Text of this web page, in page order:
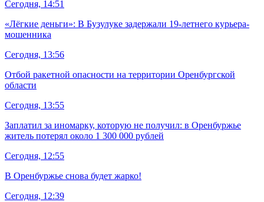
Сегодня, 14:51
«Лёгкие деньги»: В Бузулуке задержали 19-летнего курьера-
мошенника
Сегодня, 13:56
Отбой ракетной опасности на территории Оренбургской
области
Сегодня, 13:55
Заплатил за иномарку, которую не получил: в Оренбуржье
житель потерял около 1 300 000 рублей
Сегодня, 12:55
В Оренбуржье снова будет жарко!
Сегодня, 12:39